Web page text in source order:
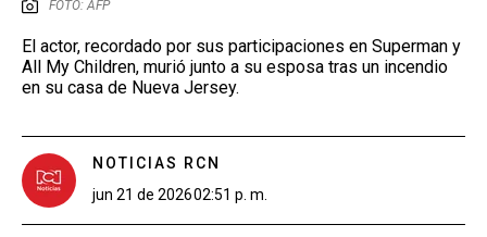
FOTO: AFP
El actor, recordado por sus participaciones en Superman y
All My Children, murió junto a su esposa tras un incendio
en su casa de Nueva Jersey.
NOTICIAS RCN
jun 21 de 202602:51 p. m.